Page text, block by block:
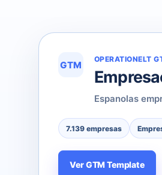
GTM OPERATIONELT
Espanolas
7.139 empresas
Ver GTM Template